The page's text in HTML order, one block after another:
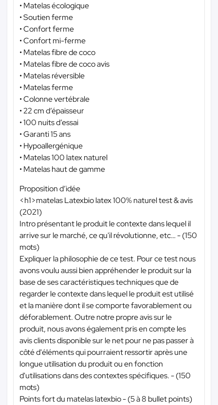
• Matelas écologique
• Soutien ferme
• Confort ferme
• Confort mi-ferme
• Matelas fibre de coco
• Matelas fibre de coco avis
• Matelas réversible
• Matelas ferme
• Colonne vertébrale
• 22 cm d’épaisseur
• 100 nuits d’essai
• Garanti 15 ans
• Hypoallergénique
• Matelas 100 latex naturel
• Matelas haut de gamme
Proposition d’idée
<h1>matelas Latexbio latex 100% naturel test & avis
(2021)
Intro présentant le produit le contexte dans lequel il
arrive sur le marché, ce qu'il révolutionne, etc… - (150
mots)
Expliquer la philosophie de ce test. Pour ce test nous
avons voulu aussi bien appréhender le produit sur la
base de ses caractéristiques techniques que de
regarder le contexte dans lequel le produit est utilisé
et la manière dont il se comporte favorablement ou
déforablement. Outre notre propre avis sur le
produit, nous avons également pris en compte les
avis clients disponible sur le net pour ne pas passer à
côté d'éléments qui pourraient ressortir après une
longue utilisation du produit ou en fonction
d'utilisations dans des contextes spécifiques. - (150
mots)
Points fort du matelas latexbio - (5 à 8 bullet points)